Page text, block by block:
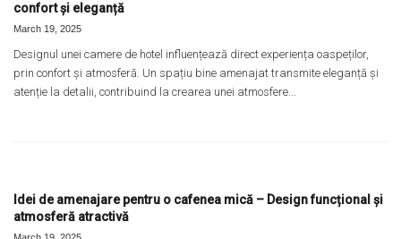
confort și eleganță
March 19, 2025
Designul unei camere de hotel influențează direct experiența oaspeților,
prin confort și atmosferă. Un spațiu bine amenajat transmite eleganță și
atenție la detalii, contribuind la crearea unei atmosfere...
Idei de amenajare pentru o cafenea mică – Design funcțional și
atmosferă atractivă